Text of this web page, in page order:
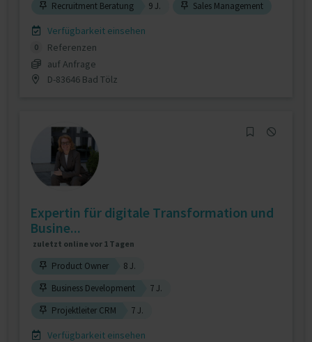
Recruitment Beratung 9 J. Sales Management
Verfügbarkeit einsehen
0
Referenzen
auf Anfrage
D-83646 Bad Tölz
Expertin für digitale Transformation und
Busine...
zuletzt online vor 1 Tagen
Product Owner
8 J.
Business Development
7 J.
Projektleiter CRM
7 J.
Verfügbarkeit einsehen